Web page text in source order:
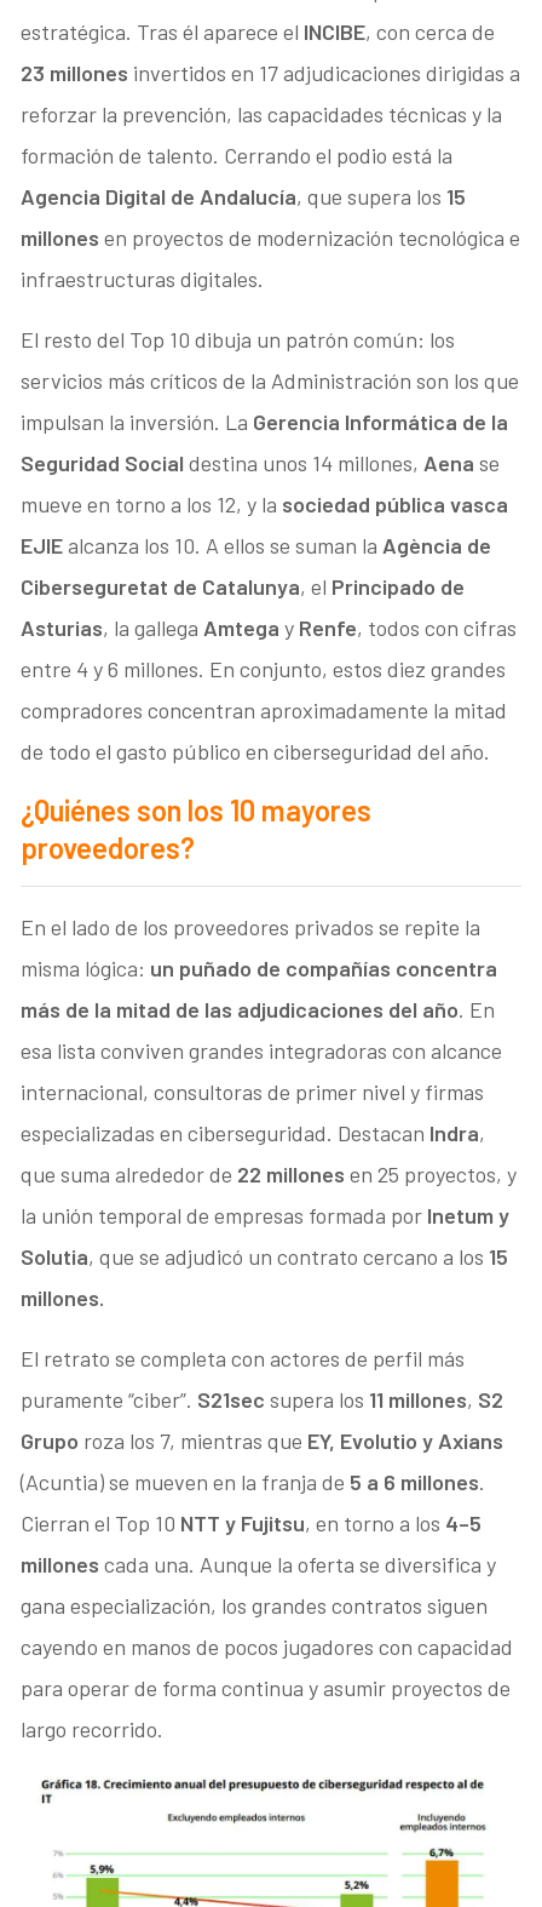
estratégica. Tras él aparece el INCIBE, con cerca de
23 millones invertidos en 17 adjudicaciones dirigidas a
reforzar la prevención, las capacidades técnicas y la
formación de talento. Cerrando el podio está la
Agencia Digital de Andalucía, que supera los15
millones en proyectos de modernización tecnológica e
infraestructuras digitales.
El resto del Top 10 dibuja un patrón común: los
servicios más críticos de la Administración son los que
impulsan la inversión. La Gerencia Informática de la
Seguridad Socialdestina unos 14 millones, Aenase
mueve en torno a los 12, y la sociedad pública vasca
EJIEalcanza los 10. A ellos se suman la Agència de
Ciberseguretat de Catalunya, el Principado de
Asturias, la gallega Amtegay Renfe, todos con cifras
entre 4 y 6 millones. En conjunto, estos diez grandes
compradores concentran aproximadamente la mitad
de todo el gasto público en ciberseguridad del año.
¿Quiénes son los 10 mayores
proveedores?
En el lado de los proveedores privados se repite la
misma lógica: un puñado de compañías concentra
más de la mitad de las adjudicaciones del año. En
esa lista conviven grandes integradoras con alcance
internacional, consultoras de primer nivel y firmas
especializadas en ciberseguridad. Destacan Indra,
que suma alrededor de 22 millonesen 25 proyectos, y
la unión temporal de empresas formada por Inetum y
Solutia, que se adjudicó un contrato cercano a los15
millones.
El retrato se completa con actores de perfil más
puramente “ciber”. S21sec supera los11 millones, S2
Grupo roza los 7, mientras que EY, Evolutio y Axians
(Acuntia) se mueven en la franja de 5 a 6 millones.
Cierran el Top 10 NTT y Fujitsu, en torno a los 4–5
millones cada una. Aunque la oferta se diversifica y
gana especialización, los grandes contratos siguen
cayendo en manos de pocos jugadores con capacidad
para operar de forma continua y asumir proyectos de
largo recorrido.